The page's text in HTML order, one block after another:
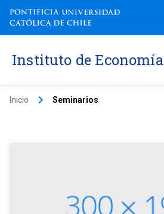
Instituto de Economía
Inicio keyboard_arrow_right Seminarios